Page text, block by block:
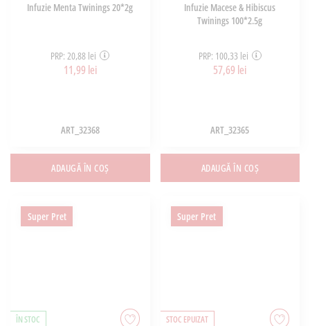
Infuzie Menta Twinings 20*2g
PRP: 20,88 lei
11,99 lei
ART_32368
ADAUGĂ ÎN COȘ
Infuzie Macese & Hibiscus
Twinings 100*2.5g
PRP: 100,33 lei
57,69 lei
ART_32365
ADAUGĂ ÎN COȘ
Super Pret
ÎN STOC
Super Pret
STOC EPUIZAT